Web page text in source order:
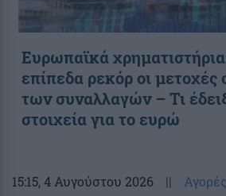
Ευρωπαϊκά
επίπεδα ρεκόρ οι μετοχές
των συναλλαγών – Τι
στοιχεία για το ευρώ
15:15, 4 Αυγούστου 2026 || Αγορές